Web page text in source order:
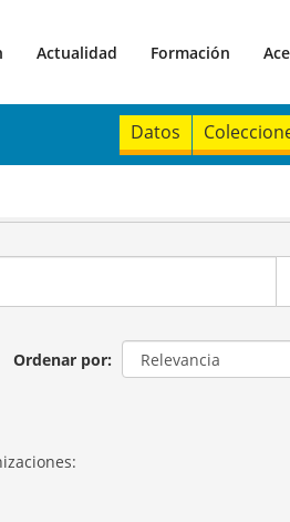
Actualidad Formación
Datos
Ordenar por